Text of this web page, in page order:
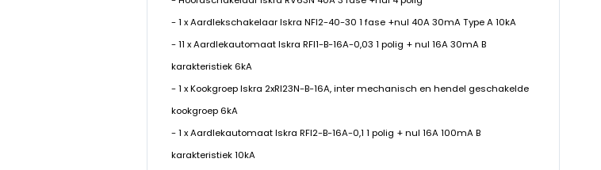
- 1 x Aardlekschakelaar Iskra NFI2-40-30 1 fase +nul 40A 30mA Type A 10kA
- 11 x Aardlekautomaat Iskra RFI1-B-16A-0,03 1 polig + nul 16A 30mA B
karakteristiek 6kA
- 1 x Kookgroep Iskra 2xRI23N-B-16A, inter mechanisch en hendel geschakelde
kookgroep 6kA
- 1 x Aardlekautomaat Iskra RFI2-B-16A-0,1 1 polig + nul 16A 100mA B
karakteristiek 10kA